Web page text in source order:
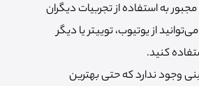
به استفاده از تجربیات دیگران
از یوتیوب، توییتر یا دیگر
کنید.
وجود ندارد که حتی بهترین